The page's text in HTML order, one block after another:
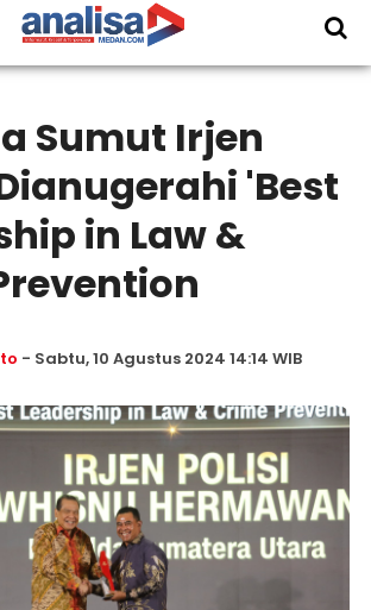
Sumut Irjen
'Best
in Law &
- Sabtu, 10 Agustus 2024 14:14 WIB